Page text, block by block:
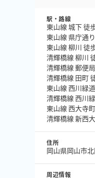
駅・路線
東山線 城下 徒
東山線 県庁通
東山線 柳川 徒
清輝橋線 柳川
清輝橋線 郵便
清輝橋線 田町
東山線 西川緑
清輝橋線 西川
東山線 西大寺
清輝橋線 新西
住所
岡山県岡山市
周辺情報